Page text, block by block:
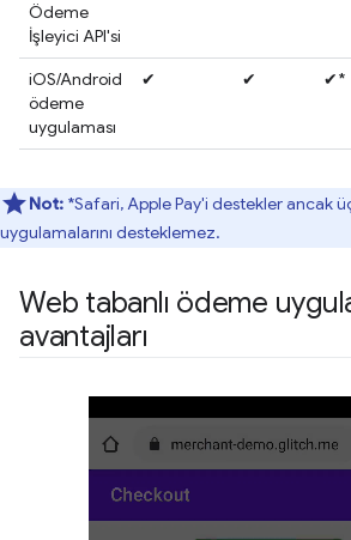
Ödeme
İşleyici API'si
iOS/Android
ödeme
uygulaması
✔ ✔ ✔*
Not: *Safari, Apple Pay'i destekler ancak
uygulamalarını desteklemez.
Web tabanlı ödeme
avantajları